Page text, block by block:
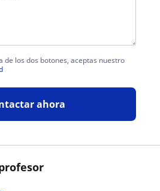
de los dos botones, aceptas nuestro
ahora